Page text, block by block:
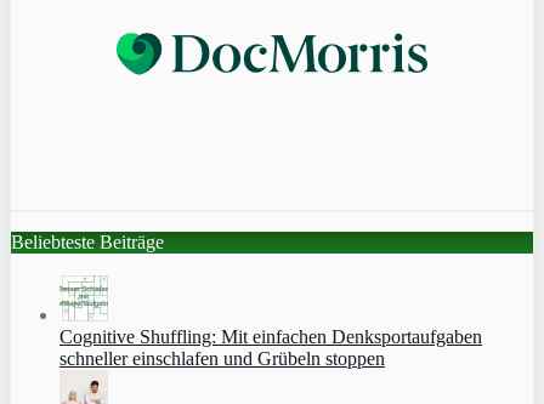
Beliebteste Beiträge
Cognitive Shuffling: Mit einfachen Denksportaufgaben
schneller einschlafen und Grübeln stoppen